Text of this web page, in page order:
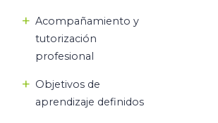
Acompañamiento y
tutorización
profesional
Objetivos de
aprendizaje definidos